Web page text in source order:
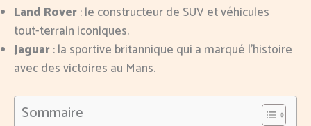
Land Rover: le constructeur de SUV et véhicules
tout-terrain iconiques.
Jaguar: la sportive britannique qui a marqué l’histoire
avec des victoires au Mans.
Sommaire